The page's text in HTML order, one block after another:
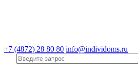
+7 (4872) 28 80 80 info@individoms.ru